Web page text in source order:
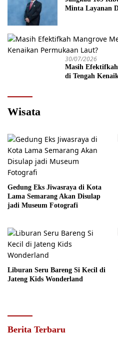
Minta Layanan
30/07/2026
Masih
di Tengah
Wisata
Gedung Eks Jiwasraya di Kota
Lama Semarang Akan Disulap
jadi Museum Fotografi
Liburan Seru Bareng Si Kecil di
Jateng Kids Wonderland
Berita Terbaru